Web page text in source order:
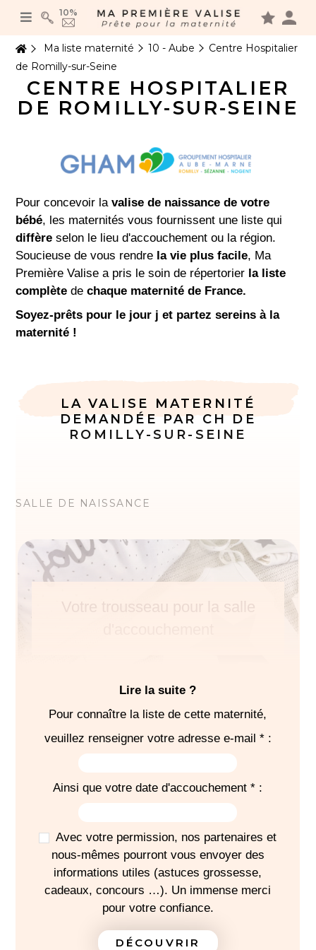
10%
Ma liste maternité 10 - Aube
Centre Hospitalier
de Romilly-sur-Seine
CENTRE HOSPITALIER
DE ROMILLY-SUR-SEINE
Pour concevoir lavalise de naissance de votre
bébé, les maternités vous fournissent une liste qui
diffère selon le lieu d'accouchement ou la région.
Soucieuse de vous rendre la vie plus facile, Ma
Première Valise a pris le soin de répertorier la liste
complète dechaque maternité de France.
Soyez-prêts pour le jour j et partez sereins à la
maternité !
Lire la suite ?
Pour connaître la liste de cette maternité,
veuillez renseigner votre adresse e-mail * :
Ainsi que votre date d'accouchement * :
Avec votre permission, nos partenaires et
nous-mêmes pourront vous envoyer des
informations utiles (astuces grossesse,
cadeaux, concours …). Un immense merci
pour votre confiance.
DÉCOUVRIR
LA VALISE MATERNITÉ
DEMANDÉE PAR CH DE
ROMILLY-SUR-SEINE
SALLE DE NAISSANCE
Votre trousseau pour la salle
SÉJOUR
Chaussettes
Gigoteuses
1 thermomètre digital
1 thermomètre bain
1 peigne
1 paire de ciseaux coupe ongles
Panneau de gestion des cookies